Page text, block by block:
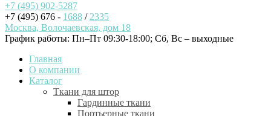
+7 (495) 902-5287
+7 (495) 676 - 1688 / 2335
Москва, Волочаевская, дом 18
График работы: Пн–Пт 09:30-18:00; Cб, Вс – выходные
Главная
О компании
Каталог
Ткани для штор
Гардинные ткани
Портьерные ткани